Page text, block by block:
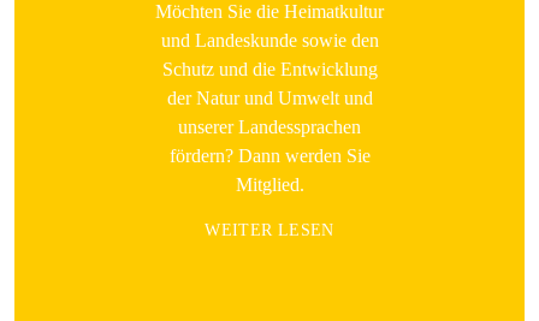
Möchten Sie die Heimatkultur
und Landeskunde sowie den
Schutz und die Entwicklung
der Natur und Umwelt und
unserer Landessprachen
fördern? Dann werden Sie
Mitglied.
WEITER LESEN